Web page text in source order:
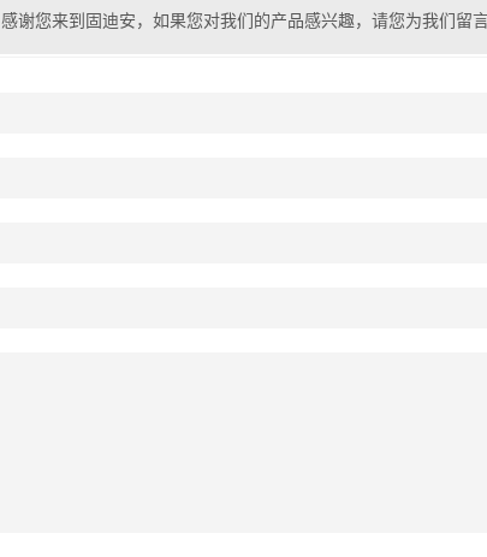
感谢您来到固迪安，如果您对我们的产品感兴趣，请您为我们留